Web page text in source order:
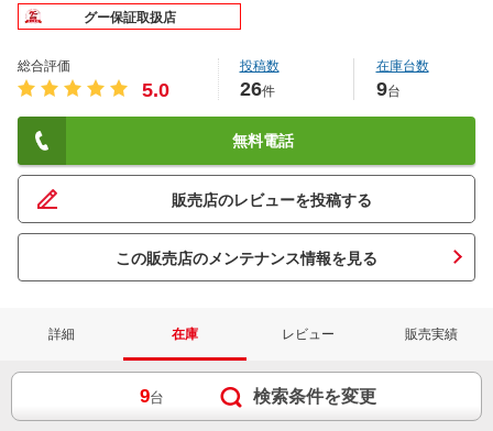
グー保証取扱店
総合評価
5.0
投稿数
26件
在庫台数
9台
無料電話
販売店のレビューを投稿する
この販売店のメンテナンス情報を見る
詳細 在庫 レビュー 販売実績
9台 検索条件を変更